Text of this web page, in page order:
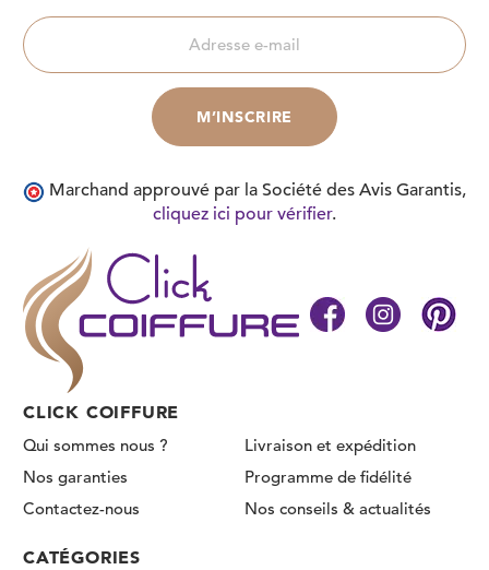
CLICK COIFFURE
Qui sommes nous ?
Livraison et expédition
Nos garanties
Programme de fidélité
Contactez-nous
Nos conseils & actualités
CATÉGORIES
Marchand approuvé par la Société des Avis Garantis,
cliquez ici pour vérifier.